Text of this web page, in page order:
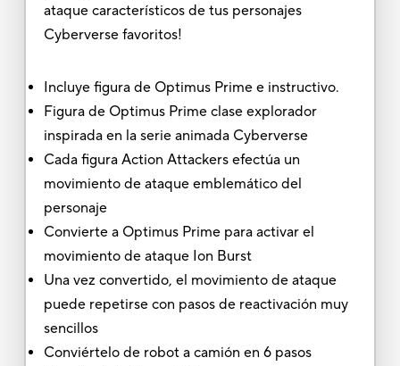
ataque característicos de tus personajes
Cyberverse favoritos!
Incluye figura de Optimus Prime e instructivo.
Figura de Optimus Prime clase explorador
inspirada en la serie animada Cyberverse
Cada figura Action Attackers efectúa un
movimiento de ataque emblemático del
personaje
Convierte a Optimus Prime para activar el
movimiento de ataque Ion Burst
Una vez convertido, el movimiento de ataque
puede repetirse con pasos de reactivación muy
sencillos
Conviértelo de robot a camión en 6 pasos